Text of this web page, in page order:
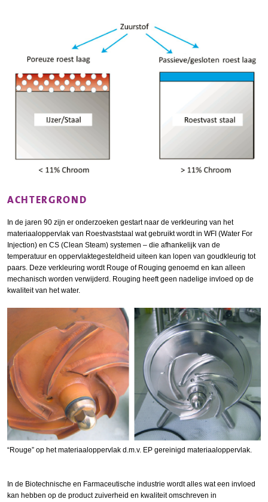
ACHTERGROND
In de jaren 90 zijn er onderzoeken gestart naar de verkleuring van het
materiaaloppervlak van Roestvaststaal wat gebruikt wordt in WFI (Water For
Injection) en CS (Clean Steam) systemen – die afhankelijk van de
temperatuur en oppervlaktegesteldheid uiteen kan lopen van goudkleurig tot
paars. Deze verkleuring wordt Rouge of Rouging genoemd en kan alleen
mechanisch worden verwijderd. Rouging heeft geen nadelige invloed op de
kwaliteit van het water.
“Rouge” op het materiaaloppervlak d.m.v. EP gereinigd materiaaloppervlak.
In de Biotechnische en Farmaceutische industrie wordt alles wat een invloed
kan hebben op de product zuiverheid en kwaliteit omschreven in